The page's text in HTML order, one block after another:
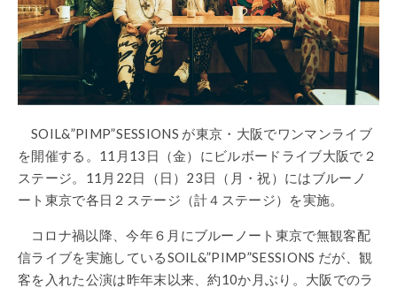
SOIL&”PIMP”SESSIONS が東京・大阪でワンマンライブ
を開催する。11月13日（金）にビルボードライブ大阪で２
ステージ。11月22日（日）23日（月・祝）にはブルーノ
ート東京で各日２ステージ（計４ステージ）を実施。
コロナ禍以降、今年６月にブルーノート東京で無観客配
信ライブを実施しているSOIL&”PIMP”SESSIONS だが、観
客を入れた公演は昨年末以来、約10か月ぶり。大阪でのラ